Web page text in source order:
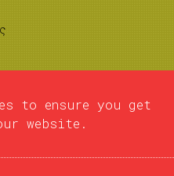
to ensure you get
website.